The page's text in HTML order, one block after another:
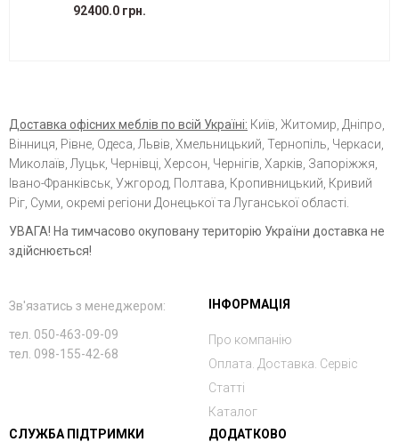
92400.0 грн.
Доставка офісних меблів по всій Україні: Київ, Житомир, Дніпро,
Вінниця, Рівне, Одеса, Львів, Хмельницький, Тернопіль, Черкаси,
Миколаїв, Луцьк, Чернівці, Херсон, Чернігів, Харків, Запоріжжя,
Івано-Франківськ, Ужгород, Полтава, Кропивницький, Кривий
Ріг, Суми, окремі регіони Донецької та Луганської області.
УВАГА! На тимчасово окуповану територію України доставка не
здійснюється!
Зв'язатись з менеджером:
тел. 050-463-09-09
тел. 098-155-42-68
ІНФОРМАЦІЯ
Про компанію
Оплата. Доставка. Сервіс
Статті
Каталог
СЛУЖБА ПІДТРИМКИ
ДОДАТКОВО